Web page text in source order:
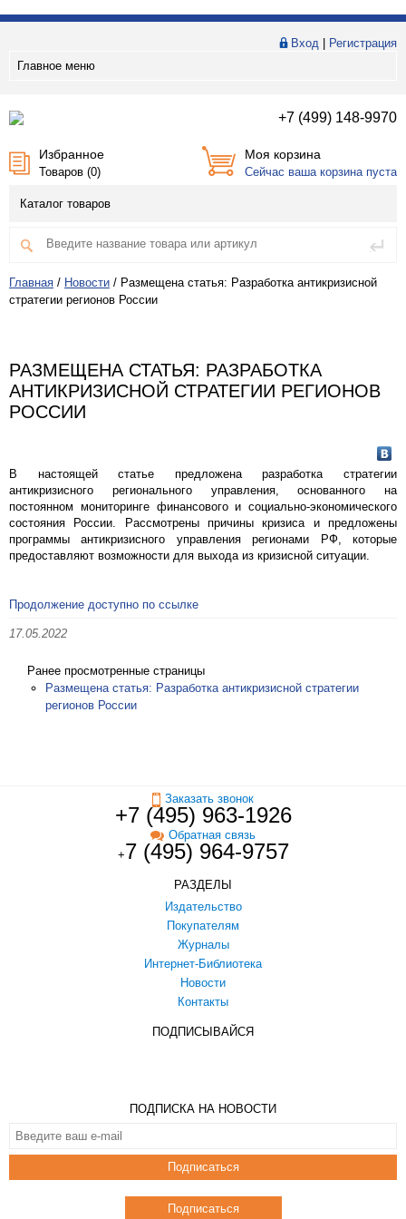
Вход
Регистрация
Главное меню
+7 (499) 148-9970
Избранное
Товаров (0)
Моя корзина
Сейчас ваша корзина пуста
Каталог товаров
Главная / Новости / Размещена статья: Разработка антикризисной
стратегии регионов России
РАЗМЕЩЕНА СТАТЬЯ: РАЗРАБОТКА
АНТИКРИЗИСНОЙ СТРАТЕГИИ РЕГИОНОВ
РОССИИ
В настоящей статье предложена разработка стратегии
антикризисного регионального управления, основанного на
постоянном мониторинге финансового и социально-экономического
состояния России. Рассмотрены причины кризиса и предложены
программы антикризисного управления регионами РФ, которые
предоставляют возможности для выхода из кризисной ситуации.
Продолжение доступно по ссылке
17.05.2022
Ранее просмотренные страницы
Размещена статья: Разработка антикризисной стратегии
регионов России
Заказать звонок
+7 (495) 963-1926
Обратная связь
+7 (495) 964-9757
РАЗДЕЛЫ
Издательство
Покупателям
Журналы
Интернет-Библиотека
Новости
Контакты
ПОДПИСЫВАЙСЯ
ПОДПИСКА НА НОВОСТИ
Подписаться
Подписаться